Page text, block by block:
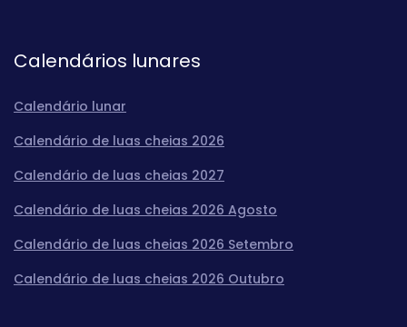
Calendários lunares
Calendário lunar
Calendário de luas cheias 2026
Calendário de luas cheias 2027
Calendário de luas cheias 2026 Agosto
Calendário de luas cheias 2026 Setembro
Calendário de luas cheias 2026 Outubro